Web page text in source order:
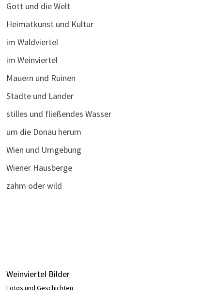
Gott und die Welt
Heimatkunst und Kultur
im Waldviertel
im Weinviertel
Mauern und Ruinen
Städte und Länder
stilles und fließendes Wasser
um die Donau herum
Wien und Umgebung
Wiener Hausberge
zahm oder wild
Weinviertel Bilder
Fotos und Geschichten